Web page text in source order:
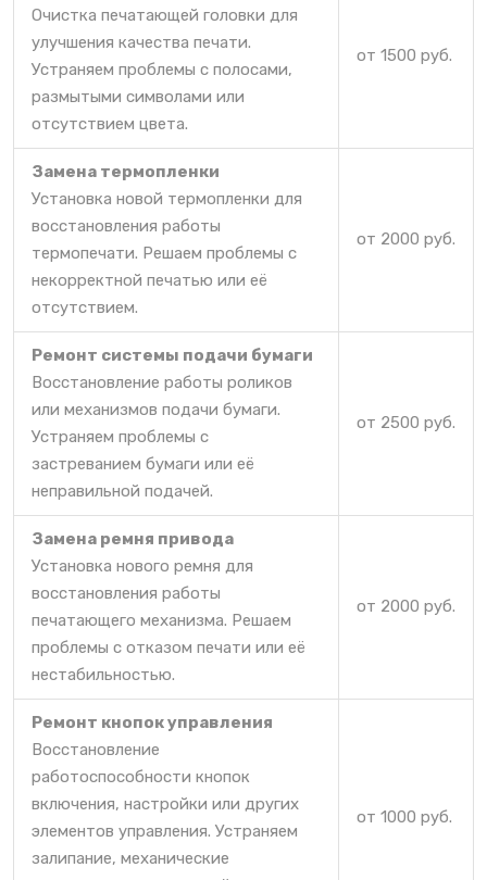
Очистка печатающей головки для
улучшения качества печати.
Устраняем проблемы с полосами,
размытыми символами или
отсутствием цвета.
от 1500 руб.
Замена термопленки
Установка новой термопленки для
восстановления работы
термопечати. Решаем проблемы с
некорректной печатью или её
отсутствием.
от 2000 руб.
Ремонт системы подачи бумаги
Восстановление работы роликов
или механизмов подачи бумаги.
Устраняем проблемы с
застреванием бумаги или её
неправильной подачей.
от 2500 руб.
Замена ремня привода
Установка нового ремня для
восстановления работы
печатающего механизма. Решаем
проблемы с отказом печати или её
нестабильностью.
от 2000 руб.
Ремонт кнопок управления
Восстановление
работоспособности кнопок
включения, настройки или других
элементов управления. Устраняем
залипание, механические
от 1000 руб.